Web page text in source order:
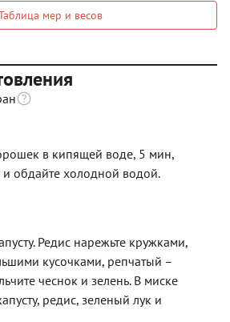
мер и весов
в кипящей воде, 5 мин,
и обдайте холодной водой.
Редис нарежьте кружками,
кусочками, репчатый –
чеснок и зелень. В миске
редис, зеленый лук и